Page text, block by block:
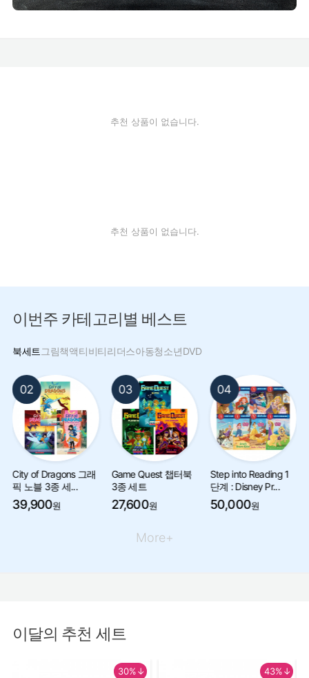
추천 상품이 없습니다.
추천 상품이 없습니다.
이번주 카테고리별 베스트
북세트 그림책액티비티리더스아동청소년DVD
그래
세...
03
Game Quest 챕터북
3종 세트
04
Step into Reading 1
단계 : Disney Pr...
05
Unicornia
세트
More+
이달의 추천 세트
30%↓ 43%↓